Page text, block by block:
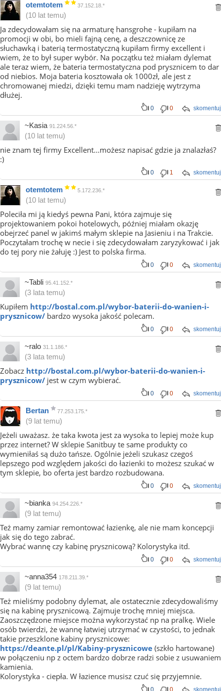
otemtotem 37.152.18.*
(10 lat temu)
Ja zdecydowałam się na armaturę hansgrohe - kupiłam na
promocji w obi, bo mieli fajną cenę, a deszczownicę ze
słuchawką i baterią termostatyczną kupiłam firmy excellent i
wiem, że to był super wybór. Na początku też miałam dylemat
ale teraz wiem, że bateria termostatyczna pod prysznicem to dar
od niebios. Moja bateria kosztowała ok 1000zł, ale jest z
chromowanej miedzi, dzięki temu mam nadzieję wytrzyma
dłużej.
skomentuj
0 0
~Kasia 91.224.56.*
(10 lat temu)
nie znam tej firmy Excellent...możesz napisać gdzie ja znalazłaś?
:)
skomentuj
0 1
otemtotem 5.172.236.*
(10 lat temu)
Poleciła mi ją kiedyś pewna Pani, która zajmuje się
projektowaniem pokoi hotelowych, później miałam okazję
obejrzeć panel w jakimś małym sklepie na Jasieniu i na Trakcie.
Poczytałam trochę w necie i się zdecydowałam zaryzykować i jak
do tej pory nie żałuję :) Jest to polska firma.
skomentuj
0 0
~Tabli 95.41.152.*
(3 lata temu)
Kupiłem http://bostal.com.pl/wybor-baterii-do-wanien-i-
prysznicow/ bardzo wysoka jakość polecam.
skomentuj
0 0
~ralo 31.1.186.*
(3 lata temu)
Zobacz http://bostal.com.pl/wybor-baterii-do-wanien-i-
prysznicow/ jest w czym wybierać.
skomentuj
0 0
Bertan 77.253.175.*
(9 lat temu)
Jeżeli uważasz. że taka kwota jest za wysoka to lepiej może kup
przez internet? W sklepie Sanitbuy te same produkty co
wymieniłaś są dużo tańsze. Ogólnie jeżeli szukasz czegoś
lepszego pod względem jakości do łazienki to możesz szukać w
tym sklepie, bo oferta jest bardzo rozbudowana.
skomentuj
0 0
~bianka 94.254.226.*
(9 lat temu)
Też mamy zamiar remontować łazienkę, ale nie mam koncepcji
jak się do tego zabrać.
Wybrać wannę czy kabinę prysznicową? Kolorystyka itd.
skomentuj
0 0
~anna354 178.211.39.*
(9 lat temu)
Też mieliśmy podobny dylemat, ale ostatecznie zdecydowaliśmy
się na kabinę prysznicową. Zajmuje trochę mniej miejsca.
Zaoszczędzone miejsce można wykorzystać np na pralkę. Wiele
osób twierdzi, że wannę łatwiej utrzymać w czystości, to jednak
takie przeszklone kabiny prysznicowe:
https://deante.pl/pl/Kabiny-prysznicowe (szkło hartowane)
w połączeniu np z octem bardzo dobrze radzi sobie z usuwaniem
kamienia.
Kolorystyka - ciepła. W łazience musisz czuć się przyjemnie.
skomentuj
0 0